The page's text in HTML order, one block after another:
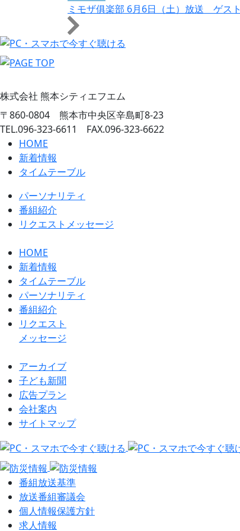
ミモザ俱楽部 6月6日（土）放送 ゲスト
株式会社 熊本シティエフエム
〒860-0804 熊本市中央区辛島町8-23
TEL.096-323-6611 FAX.096-323-6622
HOME
新着情報
タイムテーブル
パーソナリティ
番組紹介
リクエストメッセージ
HOME
新着情報
タイムテーブル
パーソナリティ
番組紹介
リクエスト
メッセージ
アーカイブ
⼦ども新聞
広告プラン
会社案内
サイトマップ
番組放送基準
放送番組審議会
個⼈情報保護⽅針
求⼈情報